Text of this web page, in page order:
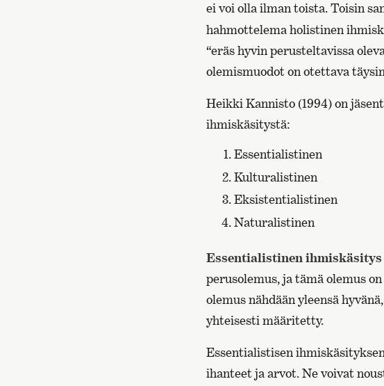
ei voi olla ilman toista. Toisin
hahmottelema holistinen
“eräs hyvin perusteltavissa
olemismuodot on otettava
Heikki Kannisto (1994) on
ihmiskäsitystä:
Essentialistinen
Kulturalistinen
Eksistentialistinen
Naturalistinen
Essentialistinen ihmiskäsitys
perusolemus, ja tämä olemus
olemus nähdään yleensä
yhteisesti määritetty.
Essentialistisen
ihanteet ja arvot. Ne voivat